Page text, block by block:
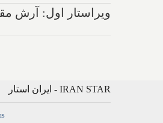
ویراستار اول: آرش
IRAN STAR - ایران استار